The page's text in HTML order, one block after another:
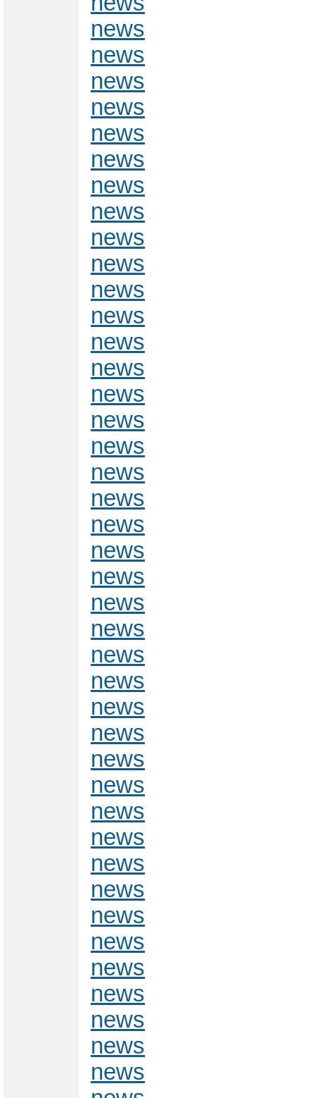
news
news
news
news
news
news
news
news
news
news
news
news
news
news
news
news
news
news
news
news
news
news
news
news
news
news
news
news
news
news
news
news
news
news
news
news
news
news
news
news
news